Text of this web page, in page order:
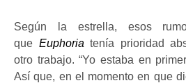
Según la estrella, esos
que Euphoria tenía prioridad
otro trabajo. “Yo estaba en
Así que, en el momento en que